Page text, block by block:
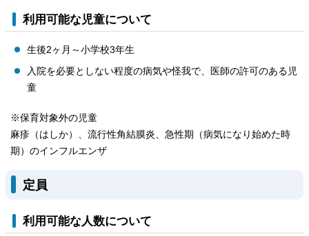
利用可能な児童について
生後2ヶ月～小学校3年生
入院を必要としない程度の病気や怪我で、医師の許可のある児
童
※保育対象外の児童
麻疹（はしか）、流行性角結膜炎、急性期（病気になり始めた時
期）のインフルエンザ
定員
利用可能な人数について